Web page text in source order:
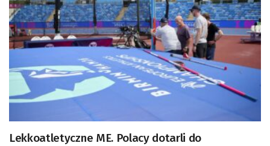
Lekkoatletyczne ME. Polacy dotarli do